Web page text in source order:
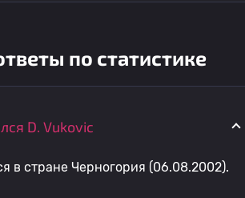
по статистике
D. Vukovic
в стране Черногория (06.08.2002).